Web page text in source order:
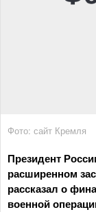
Фото: сайт Кремля
Президент
расширенном
рассказал о
военной